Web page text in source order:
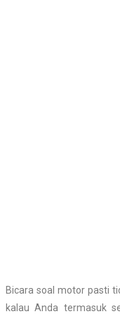
Bicara soal motor pasti
kalau Anda termasuk